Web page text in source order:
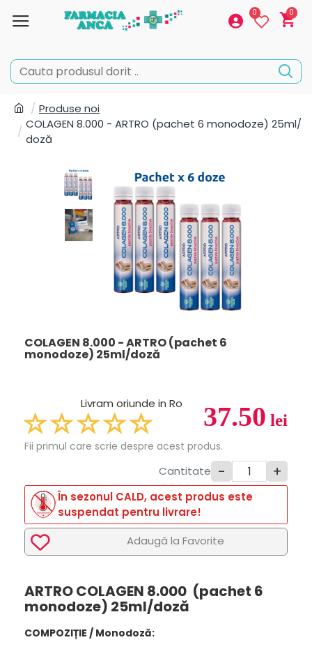
0 0
Produse noi
COLAGEN 8.000 - ARTRO (pachet 6 monodoze) 25ml/
doză
COLAGEN 8.000 - ARTRO (pachet 6
monodoze) 25ml/doză
37.50 lei
Livram oriunde in Ro
Fii primul care scrie despre acest produs.
Cantitate - +
În sezonul CALD, acest produs este
suspendat pentru livrare!
Adaugã la Favorite
ARTRO COLAGEN 8.000 (pachet 6
monodoze) 25ml/doză
COMPOZIȚIE / Monodoză: